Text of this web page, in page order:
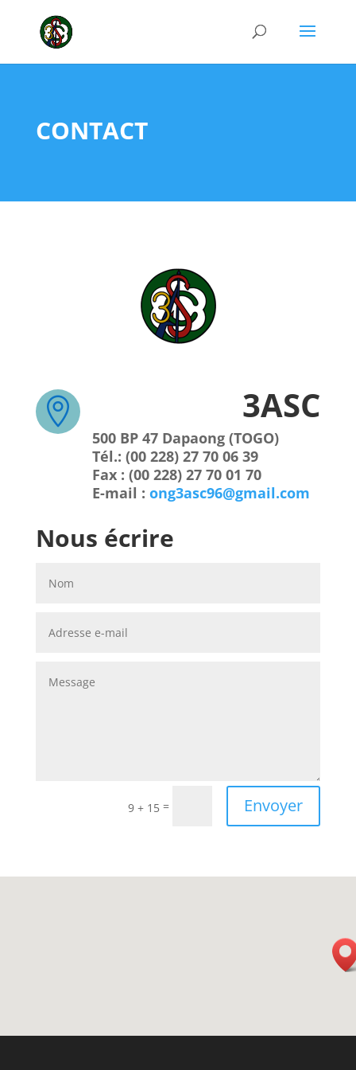
CONTACT
 3ASC
500 BP 47 Dapaong (TOGO)
Tél.: (00 228) 27 70 06 39
Fax : (00 228) 27 70 01 70
E-mail : ong3asc96@gmail.com
Nous écrire
9 + 15 = Envoyer